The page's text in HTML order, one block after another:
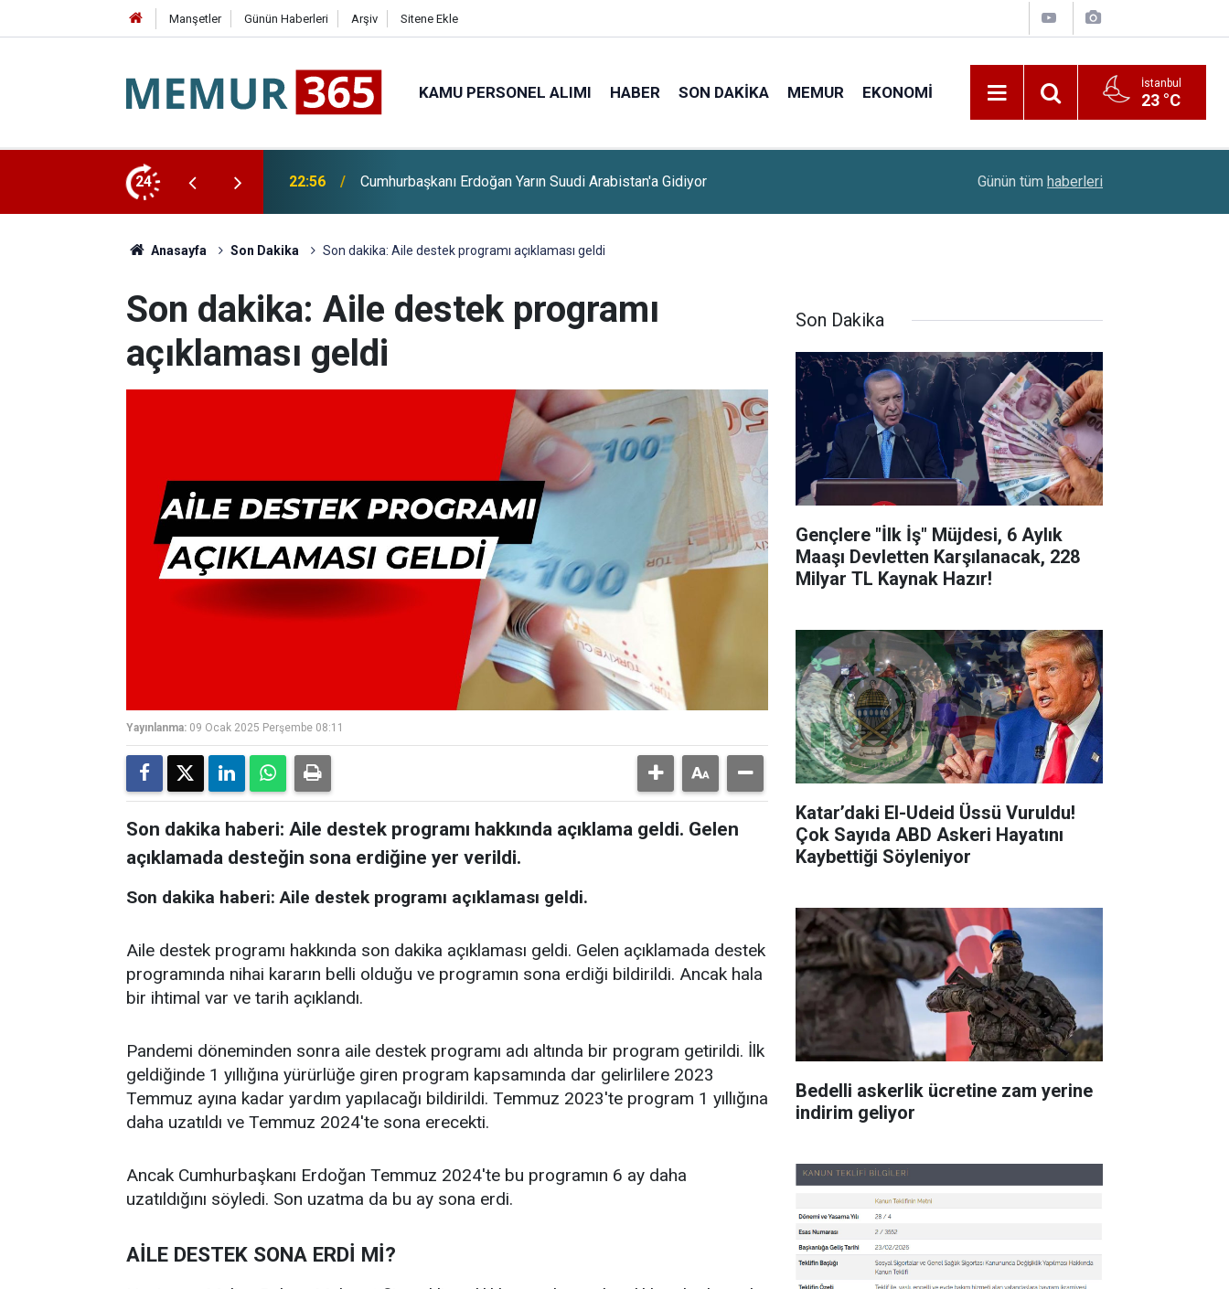
Manşetler Günün Haberleri Arşiv Sitene Ekle
KAMU PERSONEL ALIMI HABER SON DAKIKA MEMUR EKONOMI İstanbul
23 °C
24
Arabistan'a Gidiyor 22:28 Huzurevlerine Sınavsız Personel Ve İşçi Alımı Başladı Sınavsız Ambulans Şoförü Ve İlk Acil Yardım
Günün tüm haberleri
Anasayfa Son Dakika Son dakika: Aile destek programı açıklaması geldi
Son dakika: Aile destek programı
açıklaması geldi
Yayınlanma: 09 Ocak 2025 Perşembe 08:11
Son dakika haberi: Aile destek programı hakkında açıklama geldi. Gelen
açıklamada desteğin sona erdiğine yer verildi.
Son dakika haberi: Aile destek programı açıklaması geldi.
Aile destek programı hakkında son dakika açıklaması geldi. Gelen açıklamada destek
programında nihai kararın belli olduğu ve programın sona erdiği bildirildi. Ancak hala
bir ihtimal var ve tarih açıklandı.
Pandemi döneminden sonra aile destek programı adı altında bir program getirildi. İlk
geldiğinde 1 yıllığına yürürlüğe giren program kapsamında dar gelirlilere 2023
Temmuz ayına kadar yardım yapılacağı bildirildi. Temmuz 2023'te program 1 yıllığına
daha uzatıldı ve Temmuz 2024'te sona erecekti.
Ancak Cumhurbaşkanı Erdoğan Temmuz 2024'te bu programın 6 ay daha
uzatıldığını söyledi. Son uzatma da bu ay sona erdi.
AİLE DESTEK SONA ERDİ Mİ?
Son Dakika
Gençlere "İlk İş" Müjdesi, 6 Aylık
Maaşı Devletten Karşılanacak, 228
Milyar TL Kaynak Hazır!
Katar’daki El-Udeid Üssü Vuruldu!
Çok Sayıda ABD Askeri Hayatını
Kaybettiği Söyleniyor
Bedelli askerlik ücretine zam yerine
indirim geliyor